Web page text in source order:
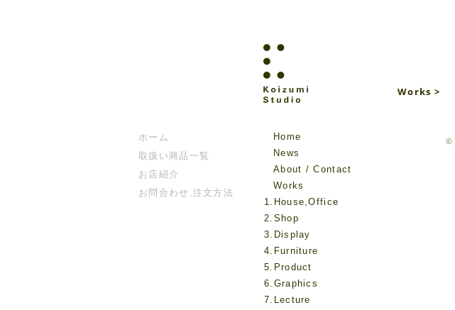
Home
News
About / Contact
Works
1.House,Office
2.Shop
3.Display
4.Furniture
5.Product
6.Graphics
7.Lecture
ホーム
取扱い商品一覧
お店紹介
お問合わせ,注文方法
Works >
©